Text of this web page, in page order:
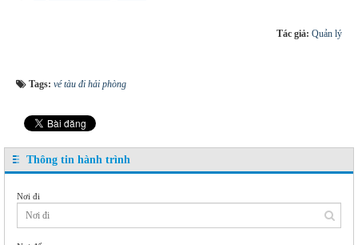
Tác giả: Quản lý
Tags: vé tàu đi hải phòng
Thông tin hành trình
Nơi đi